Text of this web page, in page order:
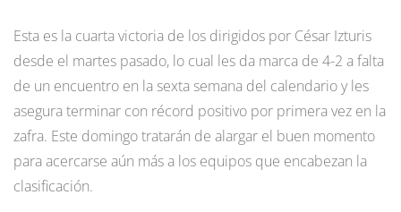
Esta es la cuarta victoria de los dirigidos por César Izturis
desde el martes pasado, lo cual les da marca de 4-2 a falta
de un encuentro en la sexta semana del calendario y les
asegura terminar con récord positivo por primera vez en la
zafra. Este domingo tratarán de alargar el buen momento
para acercarse aún más a los equipos que encabezan la
clasificación.